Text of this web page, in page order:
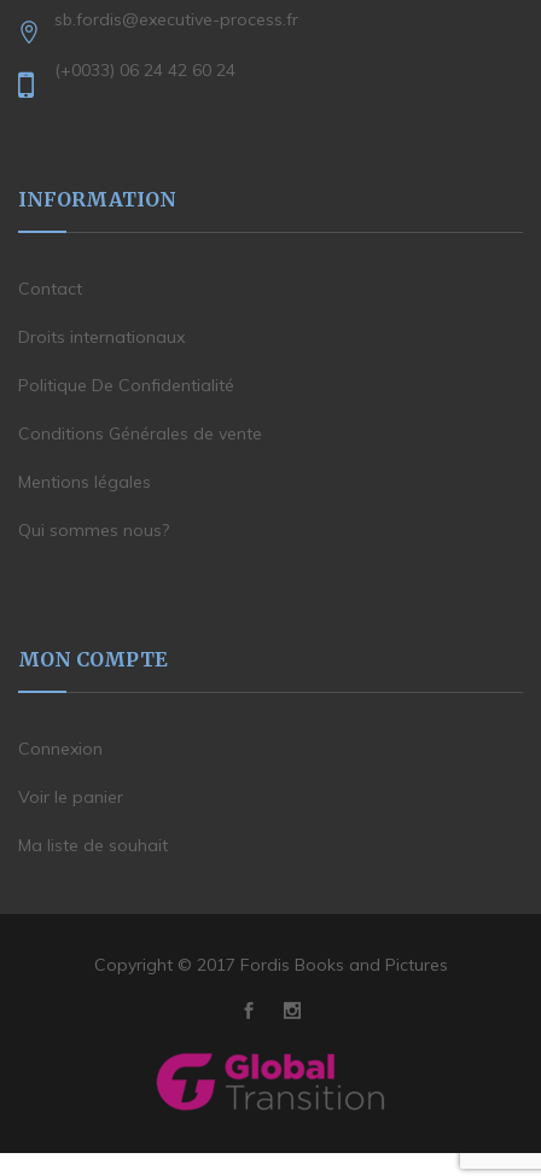
sb.fordis@executive-process.fr
(+0033) 06 24 42 60 24
INFORMATION
Contact
Droits internationaux
Politique De Confidentialité
Conditions Générales de vente
Mentions légales
Qui sommes nous?
MON COMPTE
Connexion
Voir le panier
Ma liste de souhait
Copyright © 2017 Fordis Books and Pictures